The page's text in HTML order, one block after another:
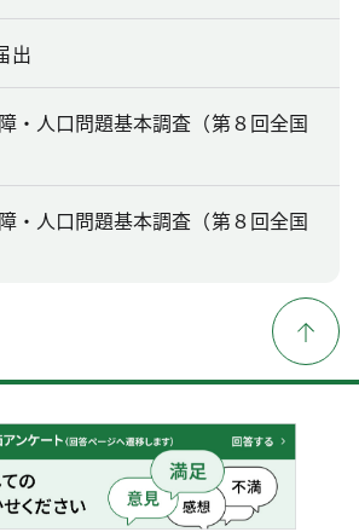
出
・人口問題基本調査（第８回全国
・人口問題基本調査（第８回全国